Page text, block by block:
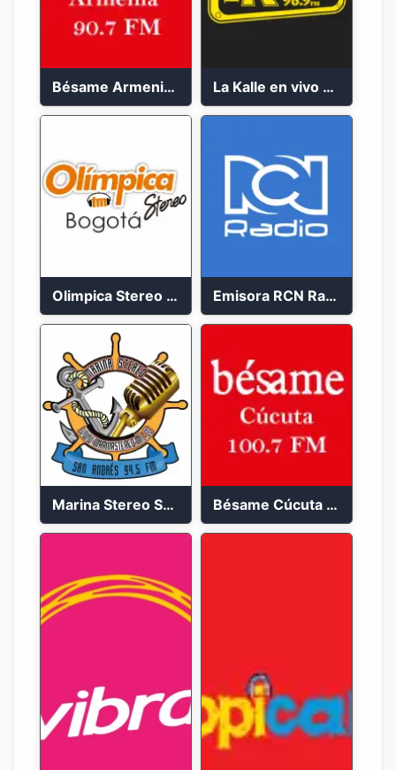
Bésame Armenia en vivo 2023 La Kalle en vivo 2023
Olimpica Stereo Bogotá 105.9 FM Vibrante Emisora RCN Radio 93.9 FM Bogotá
Marina Stereo San Andres 94.5 FM Bésame Cúcuta en vivo 2023